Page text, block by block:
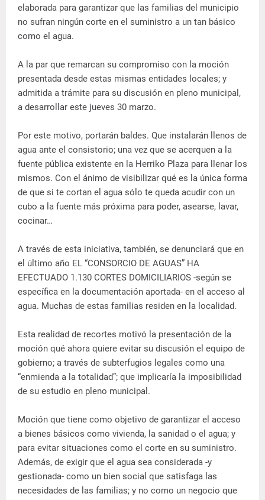
elaborada para garantizar que las familias del municipio
no sufran ningún corte en el suministro a un tan básico
como el agua.
A la par que remarcan su compromiso con la moción
presentada desde estas mismas entidades locales; y
admitida a trámite para su discusión en pleno municipal,
a desarrollar este jueves 30 marzo.
Por este motivo, portarán baldes. Que instalarán llenos de
agua ante el consistorio; una vez que se acerquen a la
fuente pública existente en la Herriko Plaza para llenar los
mismos. Con el ánimo de visibilizar qué es la única forma
de que si te cortan el agua sólo te queda acudir con un
cubo a la fuente más próxima para poder, asearse, lavar,
cocinar…
A través de esta iniciativa, también, se denunciará que en
el último año EL “CONSORCIO DE AGUAS” HA
EFECTUADO 1.130 CORTES DOMICILIARIOS -según se
específica en la documentación aportada- en el acceso al
agua. Muchas de estas familias residen en la localidad.
Esta realidad de recortes motivó la presentación de la
moción qué ahora quiere evitar su discusión el equipo de
gobierno; a través de subterfugios legales como una
“enmienda a la totalidad”; que implicaría la imposibilidad
de su estudio en pleno municipal.
Moción que tiene como objetivo de garantizar el acceso
a bienes básicos como vivienda, la sanidad o el agua; y
para evitar situaciones como el corte en su suministro.
Además, de exigir que el agua sea considerada -y
gestionada- como un bien social que satisfaga las
necesidades de las familias; y no como un negocio que